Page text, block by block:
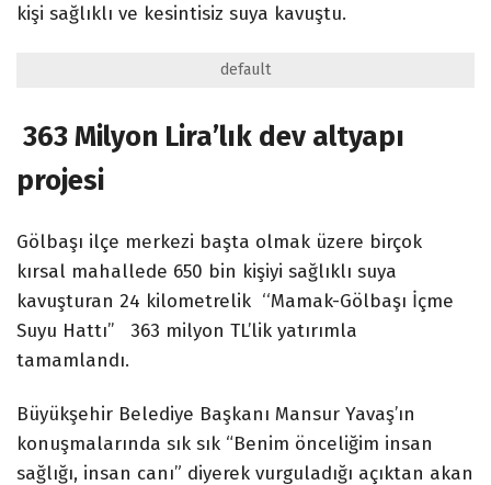
kişi sağlıklı ve kesintisiz suya kavuştu.
default
363 Milyon Lira’lık dev altyapı
projesi
Gölbaşı ilçe merkezi başta olmak üzere birçok
kırsal mahallede 650 bin kişiyi sağlıklı suya
kavuşturan 24 kilometrelik ‘‘Mamak-Gölbaşı İçme
Suyu Hattı’’ 363 milyon TL’lik yatırımla
tamamlandı.
Büyükşehir Belediye Başkanı Mansur Yavaş’ın
konuşmalarında sık sık “Benim önceliğim insan
sağlığı, insan canı” diyerek vurguladığı açıktan akan